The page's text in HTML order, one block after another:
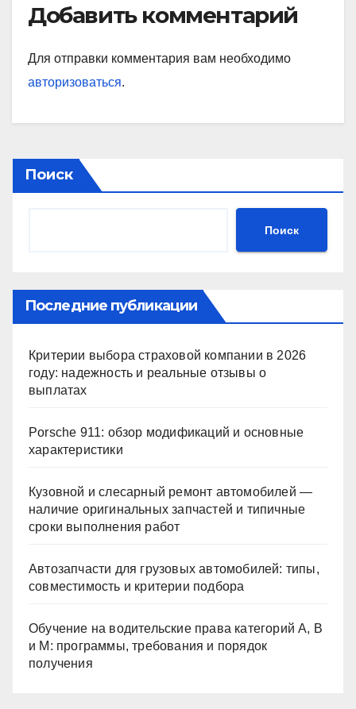
Добавить комментарий
Для отправки комментария вам необходимо
авторизоваться.
Поиск
Поиск
Последние публикации
Критерии выбора страховой компании в 2026
году: надежность и реальные отзывы о
выплатах
Porsche 911: обзор модификаций и основные
характеристики
Кузовной и слесарный ремонт автомобилей —
наличие оригинальных запчастей и типичные
сроки выполнения работ
Автозапчасти для грузовых автомобилей: типы,
совместимость и критерии подбора
Обучение на водительские права категорий A, B
и M: программы, требования и порядок
получения